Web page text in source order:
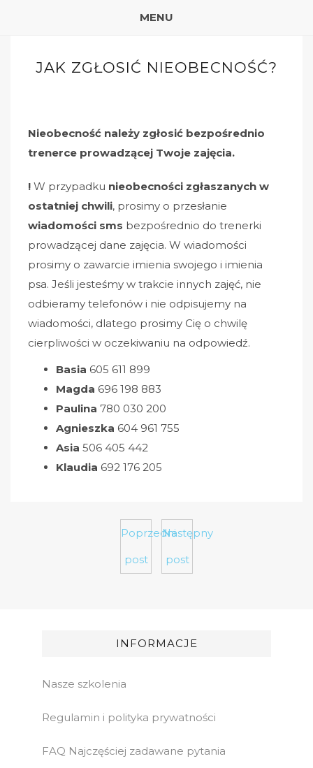
MENU
JAK ZGŁOSIĆ NIEOBECNOŚĆ?
Nieobecność należy zgłosić bezpośrednio
trenerce prowadzącej Twoje zajęcia.
! W przypadku nieobecności zgłaszanych w
ostatniej chwili, prosimy o przesłanie
wiadomości sms bezpośrednio do trenerki
prowadzącej dane zajęcia. W wiadomości
prosimy o zawarcie imienia swojego i imienia
psa. Jeśli jesteśmy w trakcie innych zajęć, nie
odbieramy telefonów i nie odpisujemy na
wiadomości, dlatego prosimy Cię o chwilę
cierpliwości w oczekiwaniu na odpowiedź.
Basia 605 611 899
Magda 696 198 883
Paulina 780 030 200
Agnieszka 604 961 755
Asia 506 405 442
Klaudia 692 176 205
Poprzedni
post
Następny
post
INFORMACJE
Nasze szkolenia
Regulamin i polityka prywatności
FAQ Najczęściej zadawane pytania